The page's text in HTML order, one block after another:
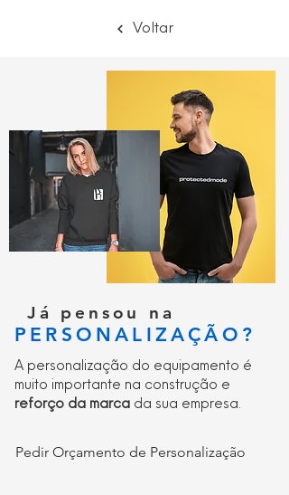
descendente permite uma fácil
Embalagem reutilizável fácil de usar;
Saco de retalho para melhor
apresentação de vendas ao público;
CE-CAT III.
Voltar
Já pensou na
PERSONALIZAÇÃO?
A personalização do equipamento é
muito importante na construção e
reforço da marca da sua empresa.
Pedir Orçamento de Personalização